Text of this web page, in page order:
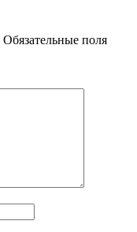
Обязательные поля